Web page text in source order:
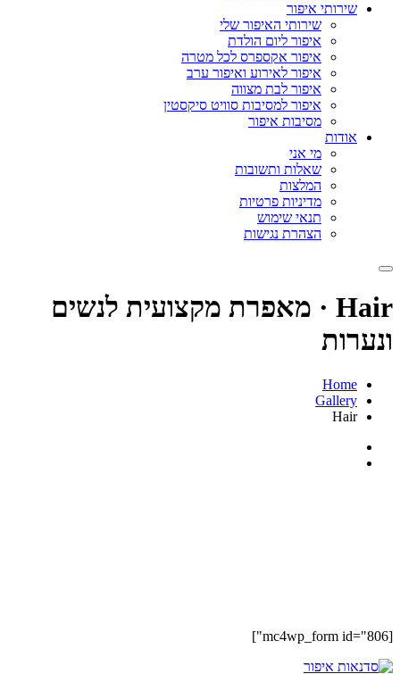
שירותי איפור
שירותי האיפור שלי
איפור ליום הולדת
איפור אקספרס לכל מטרה
איפור לאירוע ואיפור ערב
איפור לבת מצווה
איפור למסיבות סוויט סיקסטין
מסיבות איפור
אודות
מי אני
שאלות ותשובות
המלצות
מדיניות פרטיות
תנאי שימוש
הצהרת נגישות
Hair · מאפרת מקצועית לנשים
ונערות
Home
Gallery
Hair
[mc4wp_form id="806"]